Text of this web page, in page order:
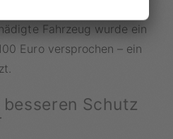
zur Durchführung
Fahrzeug wurde ein
Euro versprochen – ein
Schutz